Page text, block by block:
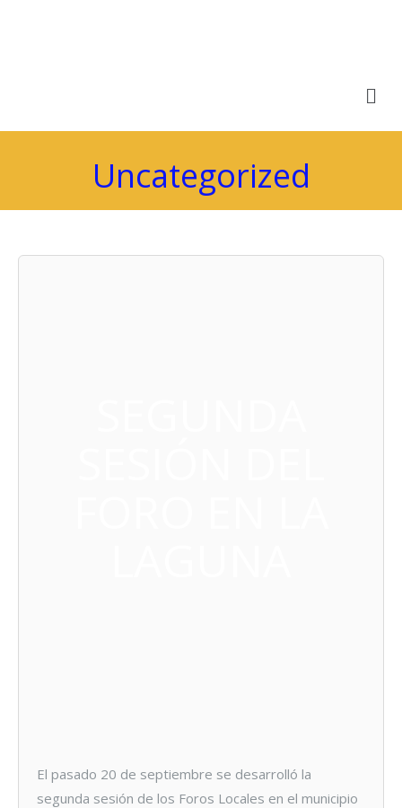
Uncategorized
El pasado 20 de septiembre se desarrolló la
segunda sesión de los Foros Locales en el municipio